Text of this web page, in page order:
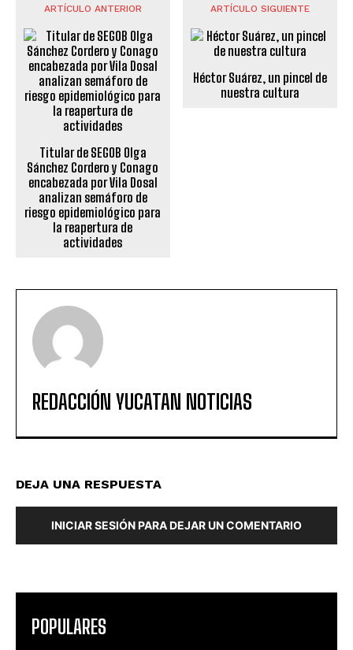
ARTÍCULO ANTERIOR
Titular de SEGOB Olga
Sánchez Cordero y Conago
encabezada por Vila Dosal
analizan semáforo de
riesgo epidemiológico para
la reapertura de
actividades
ARTÍCULO SIGUIENTE
Héctor Suárez, un pincel de
nuestra cultura
REDACCIÓN YUCATAN NOTICIAS
DEJA UNA RESPUESTA
INICIAR SESIÓN PARA DEJAR UN COMENTARIO
POPULARES